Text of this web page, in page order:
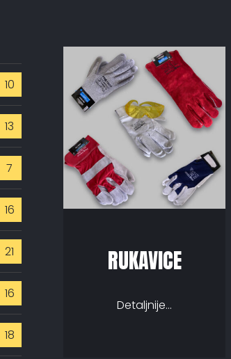
RUKAVICE
Detaljnije...
10
13
7
16
21
16
18